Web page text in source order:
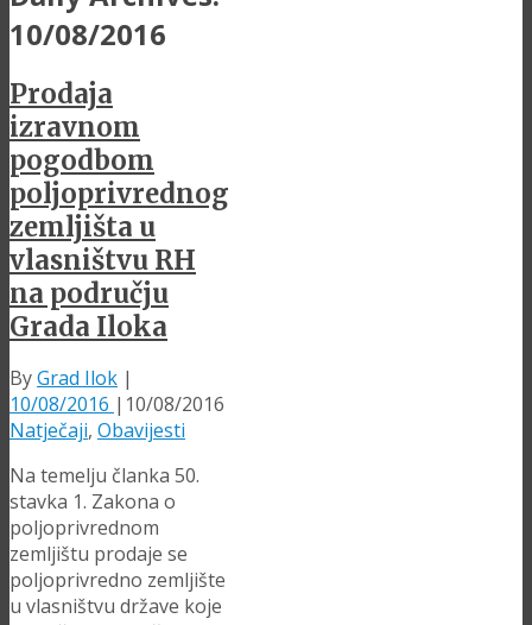
10/08/2016
Prodaja
izravnom
pogodbom
poljoprivrednog
zemljišta u
vlasništvu RH
na području
Grada Iloka
ByGrad Ilok |
10/08/2016 | 10/08/2016
Natječaji, Obavijesti
Na temelju članka 50.
stavka 1. Zakona o
poljoprivrednom
zemljištu prodaje se
poljoprivredno zemljište
u vlasništvu države koje